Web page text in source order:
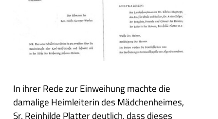
In ihrer Rede zur Einweihung machte die
damalige Heimleiterin des Mädchenheimes,
Sr. Reinhilde Platter deutlich, dass dieses